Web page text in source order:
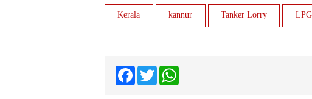
Kerala kannur Tanker Lorry LPG
FacebookTwitter